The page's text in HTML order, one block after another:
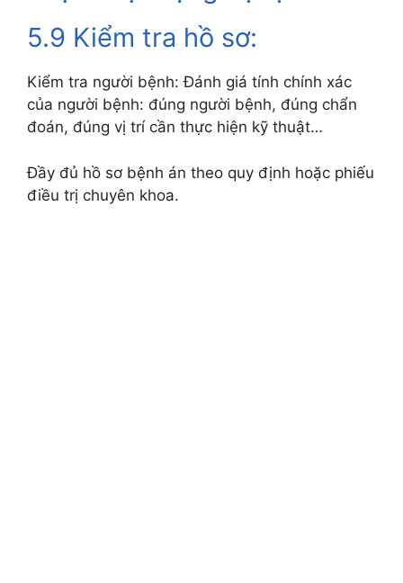
5.9 Kiểm tra hồ sơ:
Kiểm tra người bệnh: Đánh giá tính chính xác
của người bệnh: đúng người bệnh, đúng chẩn
đoán, đúng vị trí cần thực hiện kỹ thuật…
Đầy đủ hồ sơ bệnh án theo quy định hoặc phiếu
điều trị chuyên khoa.